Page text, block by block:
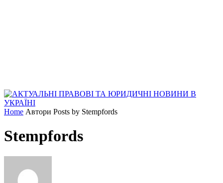
Home Автори Posts by Stempfords
Stempfords